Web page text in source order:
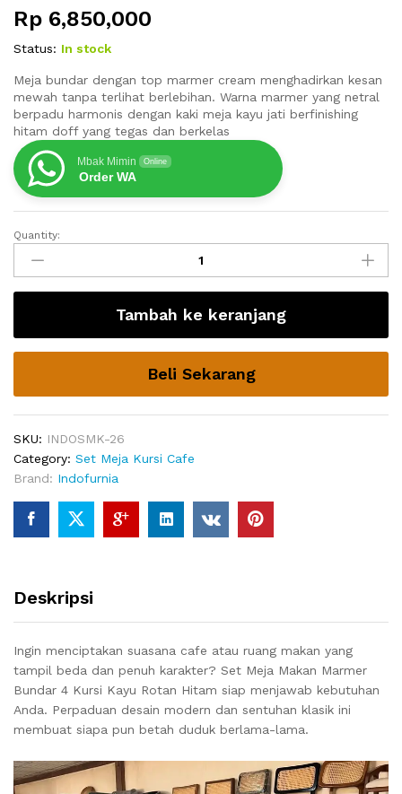
Rp 6,850,000
Status: In stock
Meja bundar dengan top marmer cream menghadirkan kesan
mewah tanpa terlihat berlebihan. Warna marmer yang netral
berpadu harmonis dengan kaki meja kayu jati berfinishing
hitam doff yang tegas dan berkelas
Mbak Mimin Online
Order WA
Set
Meja
Makan
Marmer
4
Kursi
Kayu
Rotan
Hitam
quantity
Quantity:
Tambah ke keranjang
Beli Sekarang
SKU: INDOSMK-26
Category: Set Meja Kursi Cafe
Brand: Indofurnia
Deskripsi
Ingin menciptakan suasana cafe atau ruang makan yang
tampil beda dan penuh karakter? Set Meja Makan Marmer
Bundar 4 Kursi Kayu Rotan Hitam siap menjawab kebutuhan
Anda. Perpaduan desain modern dan sentuhan klasik ini
membuat siapa pun betah duduk berlama-lama.